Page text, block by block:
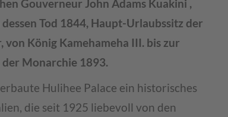
Gouverneur John Adams Kuakini ,
Tod 1844, Haupt-Urlaubssitz der
König Kamehameha III. bis zur
Monarchie 1893.
Hulihee Palace ein historisches
die seit 1925 liebevoll von den